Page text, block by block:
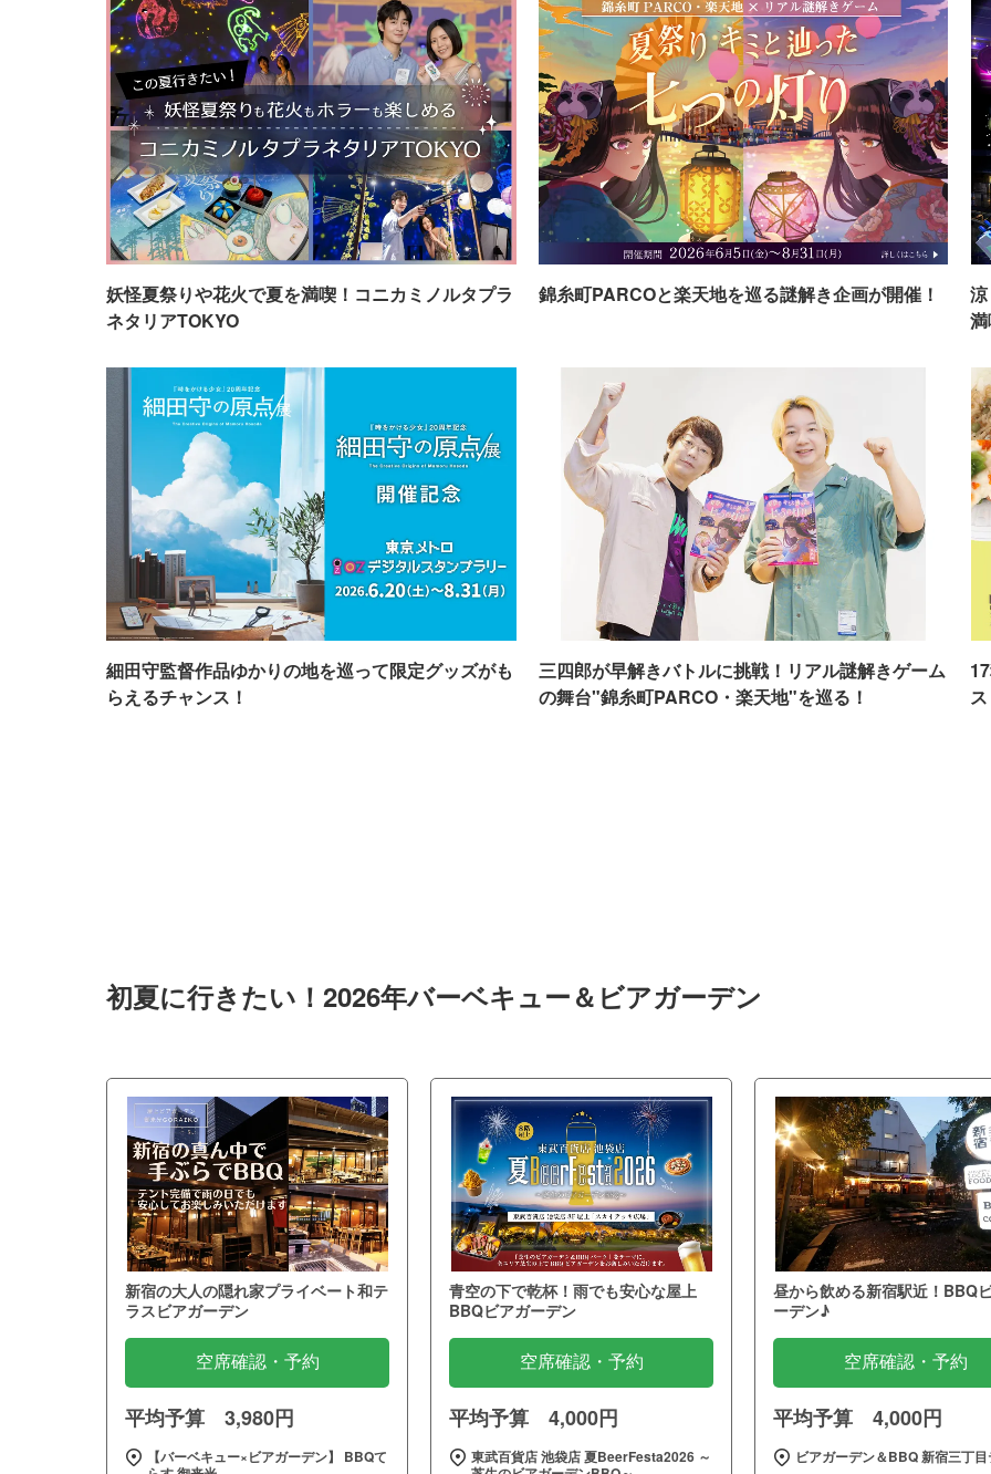
妖怪夏祭りや花火で夏を満喫！コニカミノルタプラ
ネタリアTOKYO
錦糸町PARCOと楽天地を巡る謎解き企画が開催！
細田守監督作品ゆかりの地を巡って限定グッズがも
らえるチャンス！
三四郎が早解きバトルに挑戦！リアル謎解きゲーム
の舞台"錦糸町PARCO・楽天地"を巡る！
初夏に行きたい！2026年バーベキュー＆ビアガーデン
新宿の大人の隠れ家プライベート和テ
ラスビアガーデン
空席確認・予約
平均予算 3,980円
【バーベキュー×ビアガーデン】 BBQて
青空の下で乾杯！雨でも安心な屋上
BBQビアガーデン
空席確認・予約
平均予算 4,000円
東武百貨店 池袋店 夏BeerFesta2026 ～
昼から飲める新宿駅近！BBQ
ーデン♪
空席確認・予約
平均予算 4,000円
ビアガーデン＆BBQ 新宿三丁